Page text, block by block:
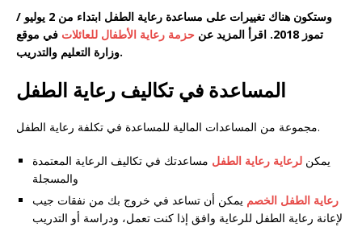
وستكون هناك تغييرات على مساعدة رعاية الطفل ابتداء من 2 يوليو /
تموز 2018. اقرأ المزيد عن
حزمة رعاية الأطفال للعائلات في موقع
وزارة التعليم والتدريب.
المساعدة في تكاليف رعاية الطفل
مجموعة من المساعدات المالية للمساعدة في تكلفة رعاية الطفل.
يمكن لرعاية رعاية الطفل مساعدتك في تكاليف الرعاية المعتمدة
والمسجلة
رعاية الطفل الخصم يمكن أن تساعد في خروج بك من نفقات جيب
لإعانة رعاية الطفل للرعاية وافق إذا كنت تعمل، ودراسة أو التدريب